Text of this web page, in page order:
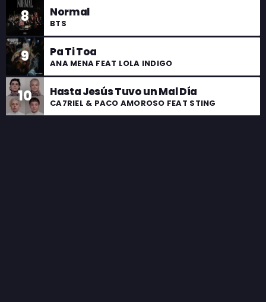
8 Normal
BTS
9 Pa Ti Toa
ANA MENA FEAT LOLA INDIGO
10 Hasta Jesús Tuvo un Mal Día
CA7RIEL & PACO AMOROSO FEAT STING